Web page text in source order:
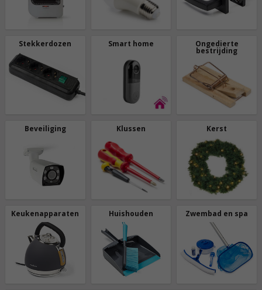
Stekkerdozen Smart home Ongedierte
bestrijding
Beveiliging Klussen Kerst
Keukenapparaten Huishouden Zwembad en spa